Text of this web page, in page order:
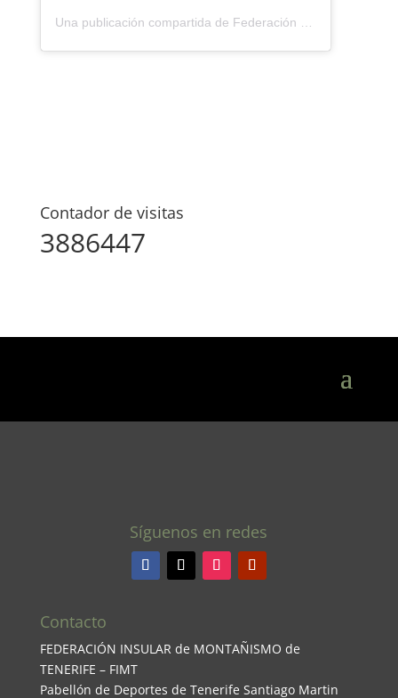
Una publicación compartida de Federación Montañismo Tenerife (@federacion_montanismo_tenerife)
Contador de visitas
3886447
Síguenos en redes
Contacto
FEDERACIÓN INSULAR de MONTAÑISMO de
TENERIFE – FIMT
Pabellón de Deportes de Tenerife Santiago Martin